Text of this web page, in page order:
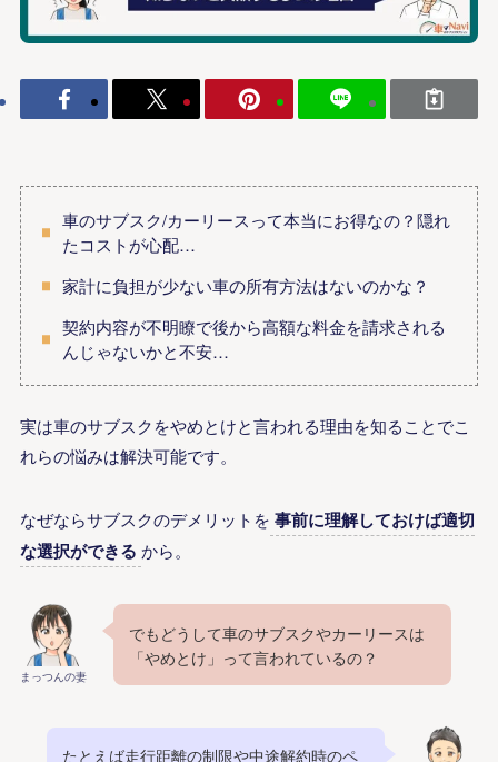
車のサブスク/カーリースって本当にお得なの？隠れ
たコストが心配…
家計に負担が少ない車の所有方法はないのかな？
契約内容が不明瞭で後から高額な料金を請求される
んじゃないかと不安…
実は車のサブスクをやめとけと言われる理由を知ることでこ
れらの悩みは解決可能です。
なぜならサブスクのデメリットを 事前に理解しておけば適切
な選択ができる から。
まっつんの妻
でもどうして車のサブスクやカーリースは
「やめとけ」って言われているの？
たとえば走行距離の制限や中途解約時のペ